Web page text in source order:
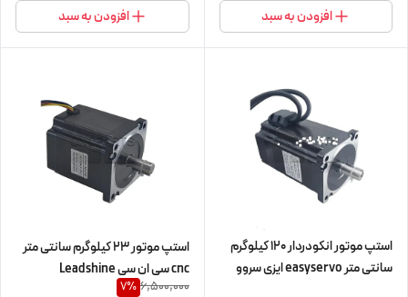
افزودن به سبد
سه فاز 3ph نما nema 42 (اورجینال
افزودن به سبد
استپ موتور انکودردار 120 کیلوگرم
سانتی متر easyservo ایزی سروو
استپ موتور 23 کیلوگرم سانتی متر
cnc سی ان سی Leadshine
6,500,000
7%